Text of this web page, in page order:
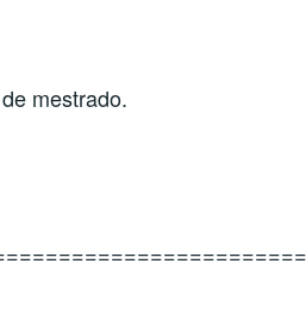
mestrado.